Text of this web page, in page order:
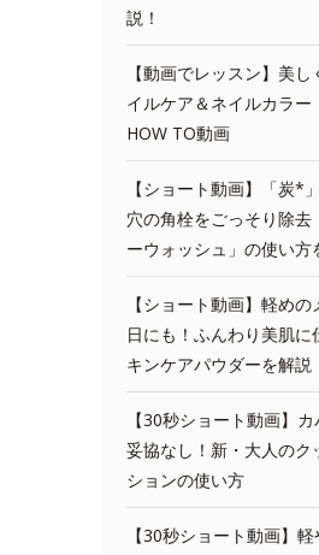
説！
【動画でレッスン】美
イルケア＆ネイルカラー
HOW TO動画
【ショート動画】「炭*
穴の角栓をごっそり除
ーウォッシュ」の使い方
【ショート動画】軽め
日にも！ふんわり美肌に
キンケアパウダーを解説
【30秒ショート動画】
妥協なし！新・大人のク
ションの使い方
【30秒ショート動画】